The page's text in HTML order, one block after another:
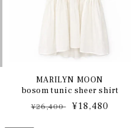
MARILYN MOON
bosom tunic sheer shirt
通
¥26,400
セ
¥18,480